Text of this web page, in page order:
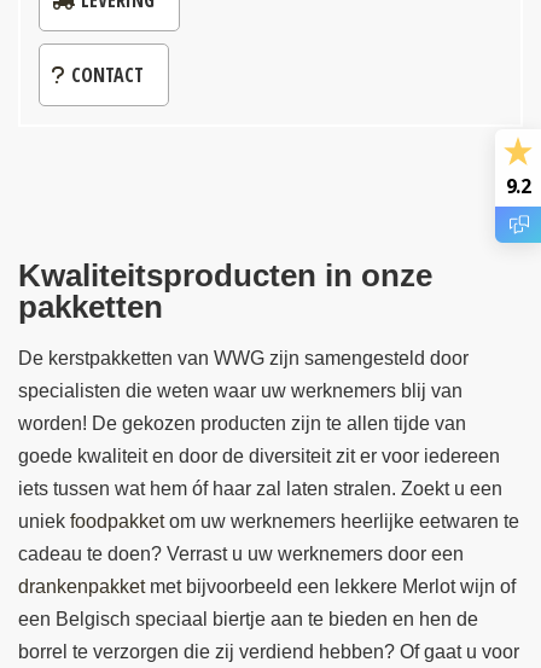
CONTACT
Kwaliteitsproducten in onze
pakketten
De kerstpakketten van WWG zijn samengesteld door
specialisten die weten waar uw werknemers blij van
worden! De gekozen producten zijn te allen tijde van
goede kwaliteit en door de diversiteit zit er voor iedereen
iets tussen wat hem óf haar zal laten stralen. Zoekt u een
uniek foodpakketom uw werknemers heerlijke eetwaren te
cadeau te doen? Verrast u uw werknemers door een
drankenpakketmet bijvoorbeeld een lekkere Merlot wijn of
een Belgisch speciaal biertje aan te bieden en hen de
borrel te verzorgen die zij verdiend hebben? Of gaat u voor
9.2